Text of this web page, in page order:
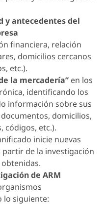
y antecedentes del
financiera, relación
domicilios cercanos
etc.).
la mercadería” en los
identificando los
información sobre sus
domicilios,
códigos, etc.).
inicie nuevas
partir de la investigación
de ARM
lo siguiente: